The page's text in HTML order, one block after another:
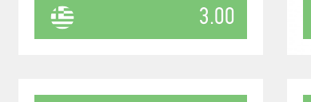
3.00